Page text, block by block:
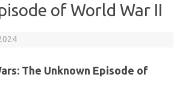
of World War II
The Unknown Episode of